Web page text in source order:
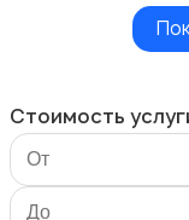
Стоимость